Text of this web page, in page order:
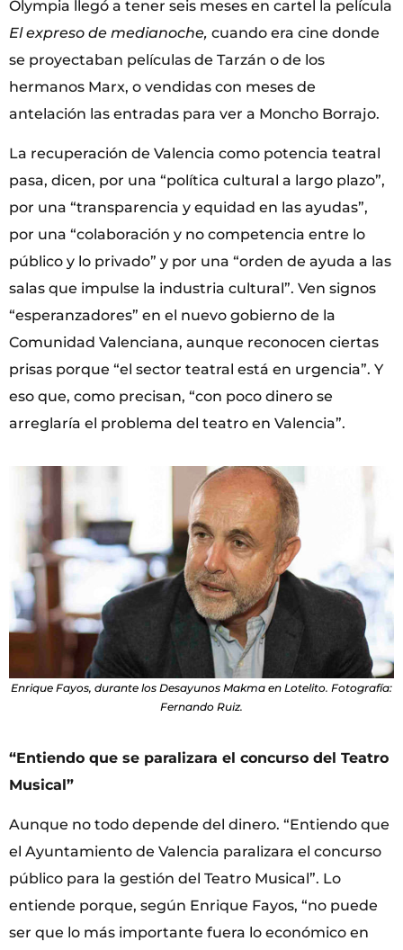
Olympia llegó a tener seis meses en cartel la película
El expreso de medianoche, cuando era cine donde
se proyectaban películas de Tarzán o de los
hermanos Marx, o vendidas con meses de
antelación las entradas para ver a Moncho Borrajo.
La recuperación de Valencia como potencia teatral
pasa, dicen, por una “política cultural a largo plazo”,
por una “transparencia y equidad en las ayudas”,
por una “colaboración y no competencia entre lo
público y lo privado” y por una “orden de ayuda a las
salas que impulse la industria cultural”. Ven signos
“esperanzadores” en el nuevo gobierno de la
Comunidad Valenciana, aunque reconocen ciertas
prisas porque “el sector teatral está en urgencia”. Y
eso que, como precisan, “con poco dinero se
arreglaría el problema del teatro en Valencia”.
Enrique Fayos, durante los Desayunos Makma en Lotelito. Fotografía:
Fernando Ruiz.
“Entiendo que se paralizara el concurso del Teatro
Musical”
Aunque no todo depende del dinero. “Entiendo que
el Ayuntamiento de Valencia paralizara el concurso
público para la gestión del Teatro Musical”. Lo
entiende porque, según Enrique Fayos, “no puede
ser que lo más importante fuera lo económico en